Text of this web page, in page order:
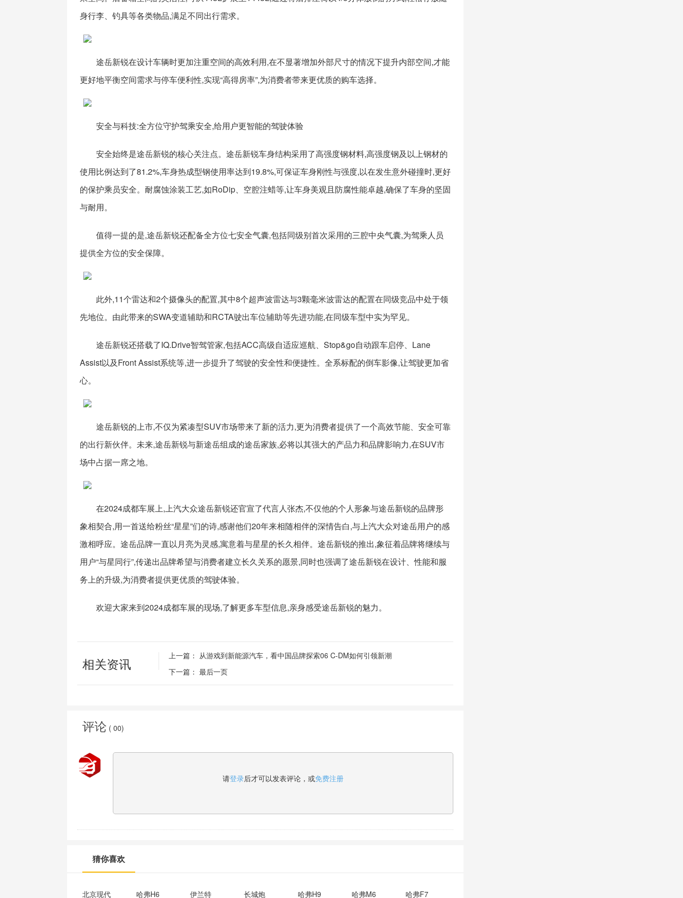
身行李、钓具等各类物品,满足不同出行需求。
途岳新锐在设计车辆时更加注重空间的高效利用,在不显著增加外部尺寸的情况下提升内部空间,才能
更好地平衡空间需求与停车便利性,实现“高得房率”,为消费者带来更优质的购车选择。
安全与科技:全方位守护驾乘安全,给用户更智能的驾驶体验
安全始终是途岳新锐的核心关注点。途岳新锐车身结构采用了高强度钢材料,高强度钢及以上钢材的
使用比例达到了81.2%,车身热成型钢使用率达到19.8%,可保证车身刚性与强度,以在发生意外碰撞时,更好
的保护乘员安全。耐腐蚀涂装工艺,如RoDip、空腔注蜡等,让车身美观且防腐性能卓越,确保了车身的坚固
与耐用。
值得一提的是,途岳新锐还配备全方位七安全气囊,包括同级别首次采用的三腔中央气囊,为驾乘人员
提供全方位的安全保障。
此外,11个雷达和2个摄像头的配置,其中8个超声波雷达与3颗毫米波雷达的配置在同级竞品中处于领
先地位。由此带来的SWA变道辅助和RCTA驶出车位辅助等先进功能,在同级车型中实为罕见。
途岳新锐还搭载了IQ.Drive智驾管家,包括ACC高级自适应巡航、Stop&go自动跟车启停、Lane
Assist以及Front Assist系统等,进一步提升了驾驶的安全性和便捷性。全系标配的倒车影像,让驾驶更加省
心。
途岳新锐的上市,不仅为紧凑型SUV市场带来了新的活力,更为消费者提供了一个高效节能、安全可靠
的出行新伙伴。未来,途岳新锐与新途岳组成的途岳家族,必将以其强大的产品力和品牌影响力,在SUV市
场中占据一席之地。
在2024成都车展上,上汽大众途岳新锐还官宣了代言人张杰,不仅他的个人形象与途岳新锐的品牌形
象相契合,用一首送给粉丝“星星”们的诗,感谢他们20年来相随相伴的深情告白,与上汽大众对途岳用户的感
激相呼应。途岳品牌一直以月亮为灵感,寓意着与星星的长久相伴。途岳新锐的推出,象征着品牌将继续与
用户“与星同行”,传递出品牌希望与消费者建立长久关系的愿景,同时也强调了途岳新锐在设计、性能和服
务上的升级,为消费者提供更优质的驾驶体验。
欢迎大家来到2024成都车展的现场,了解更多车型信息,亲身感受途岳新锐的魅力。
相关资讯 上一篇： 从游戏到新能源汽车，看中国品牌探索06 C-DM如何引领新潮
下一篇： 最后一页
评论 ( 00)
请登录后才可以发表评论，或免费注册
猜你喜欢
北京现代 哈弗H6 伊兰特 长城炮 哈弗H9 哈弗M6 哈弗F7